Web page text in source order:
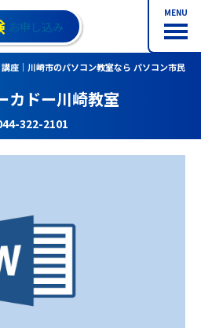
MENU
お申し込み
座｜川崎市のパソコン教室なら パソコン市民
カドー川崎教室
322-2101